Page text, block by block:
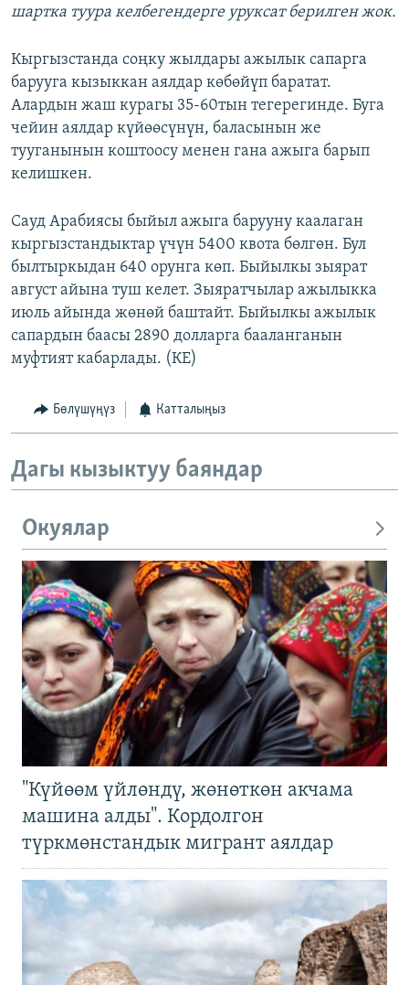
шартка туура келбегендерге уруксат берилген жок.
Кыргызстанда соңку жылдары ажылык сапарга
барууга кызыккан аялдар көбөйүп баратат.
Алардын жаш курагы 35-60тын тегерегинде. Буга
чейин аялдар күйөөсүнүн, баласынын же
тууганынын коштоосу менен гана ажыга барып
келишкен.
Сауд Арабиясы быйыл ажыга барууну каалаган
кыргызстандыктар үчүн 5400 квота бөлгөн. Бул
былтыркыдан 640 орунга көп. Быйылкы зыярат
август айына туш келет. Зыяратчылар ажылыкка
июль айында жөнөй баштайт. Быйылкы ажылык
сапардын баасы 2890 долларга бааланганын
муфтият кабарлады. (КЕ)
Бөлүшүңүз Катталыңыз
Дагы кызыктуу баяндар
Окуялар
"Күйөөм үйлөндү, жөнөткөн акчама
машина алды". Кордолгон
түркмөнстандык мигрант аялдар